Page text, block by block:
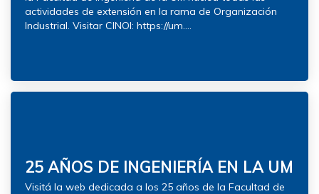
actividades de extensión en la rama de Organización
Industrial. Visitar CINOI: https://um....
25 AÑOS DE INGENIERÍA EN LA UM
Visitá la web dedicada a los 25 años de la Facultad de